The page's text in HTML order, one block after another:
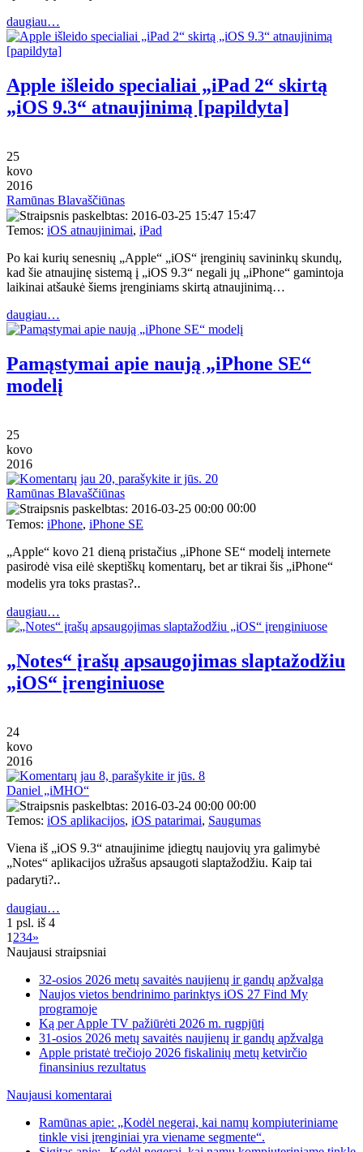
daugiau…
Apple išleido specialiai „iPad 2“ skirtą
„iOS 9.3“ atnaujinimą [papildyta]
25
kovo
2016
Ramūnas Blavaščiūnas
15:47
Temos: iOS atnaujinimai, iPad
Po kai kurių senesnių „Apple“ „iOS“ įrenginių savininkų skundų,
kad šie atnaujinę sistemą į „iOS 9.3“ negali jų „iPhone“ gamintoja
laikinai atšaukė šiems įrenginiams skirtą atnaujinimą…
daugiau…
Pamąstymai apie naują „iPhone SE“
modelį
25
kovo
2016
20
Ramūnas Blavaščiūnas
00:00
Temos: iPhone, iPhone SE
„Apple“ kovo 21 dieną pristačius „iPhone SE“ modelį internete
pasirodė visa eilė skeptiškų komentarų, bet ar tikrai šis „iPhone“
modelis yra toks prastas?‥
daugiau…
„Notes“ įrašų apsaugojimas slaptažodžiu
„iOS“ įrenginiuose
24
kovo
2016
8
Daniel „iMHO“
00:00
Temos: iOS aplikacijos, iOS patarimai, Saugumas
Viena iš „iOS 9.3“ atnaujinime įdiegtų naujovių yra galimybė
„Notes“ aplikacijos užrašus apsaugoti slaptažodžiu. Kaip tai
padaryti?‥
daugiau…
1 psl. iš 4
1 234»
Naujausi straipsniai
32-osios 2026 metų savaitės naujienų ir gandų apžvalga
Naujos vietos bendrinimo parinktys iOS 27 Find My
programoje
Ką per Apple TV pažiūrėti 2026 m. rugpjūtį
31-osios 2026 metų savaitės naujienų ir gandų apžvalga
Apple pristatė trečiojo 2026 fiskalinių metų ketvirčio
finansinius rezultatus
Naujausi komentarai
Ramūnas apie: „Kodėl negerai, kai namų kompiuteriniame
tinkle visi įrenginiai yra viename segmente“.